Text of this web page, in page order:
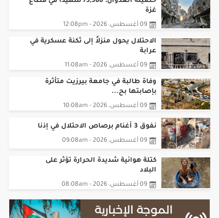
غزة
09 أغسطس، 2026 - 12:08pm
الاحتلال يحول منزلاً إلى ثكنة عسكرية في
عرابة
09 أغسطس، 2026 - 11:08am
وفاة طالبة في جامعة بيرزيت متأثرة
بإصابتها بح...
09 أغسطس، 2026 - 10:08am
نفوق 3 أغنام برصاص الاحتلال في إذنا
09 أغسطس، 2026 - 09:08am
كتلة هوائية شديدة الحرارة تؤثر على
البلاد
09 أغسطس، 2026 - 08:08am